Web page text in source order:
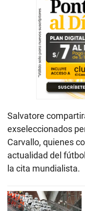
Salvatore
exseleccionados
Carvallo, quienes
actualidad del
la cita mundialista.